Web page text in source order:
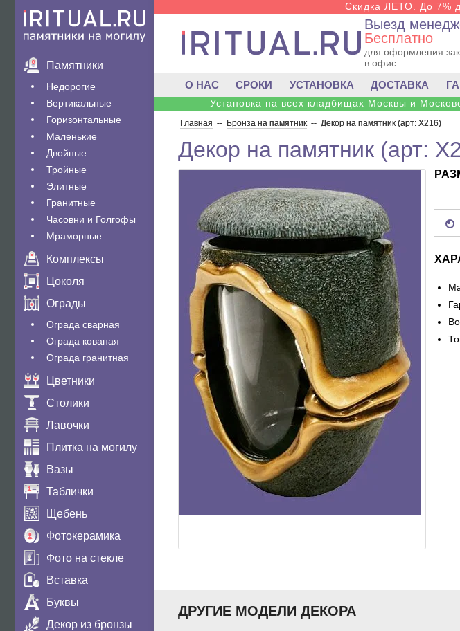
Памятники
Недорогие
Вертикальные
Горизонтальные
Маленькие
Двойные
Тройные
Элитные
Гранитные
Часовни и Голгофы
Мраморные
Комплексы
Цоколя
Ограды
Ограда сварная
Ограда кованая
Ограда гранитная
Цветники
Столики
Лавочки
Плитка на могилу
Вазы
Таблички
Щебень
Фотокерамика
Фото на стекле
Вставка
Буквы
Декор из бронзы
Скидка ЛЕТО. До 7%
Выезд
Бесплатно
для оформления
в офис.
О НАС СРОКИ УСТАНОВКА ДОСТАВКА
Установка на всех кладбищах Москвы и
Главная -- Бронза на памятник -- Декор на памятник (арт: X216)
Декор на памятник (арт:
ДРУГИЕ МОДЕЛИ ДЕКОРА